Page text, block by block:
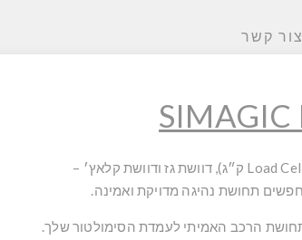
צור קשר
תחושת נהיגה מדויקת ואמינה.